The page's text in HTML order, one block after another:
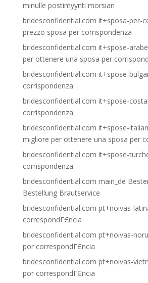
minulle postimyynti morsian
bridesconfidential.com it+sposa-per-
prezzo sposa per corrispondenza
bridesconfidential.com it+spose-
per ottenere una sposa per
bridesconfidential.com it+spose-
corrispondenza
bridesconfidential.com it+spose-
corrispondenza
bridesconfidential.com it+spose-
migliore per ottenere una sposa per
bridesconfidential.com it+spose-
corrispondenza
bridesconfidential.com main_de
Bestellung Brautservice
bridesconfidential.com pt+noivas-
correspondГЄncia
bridesconfidential.com pt+noivas-
por correspondГЄncia
bridesconfidential.com pt+noivas-
por correspondГЄncia